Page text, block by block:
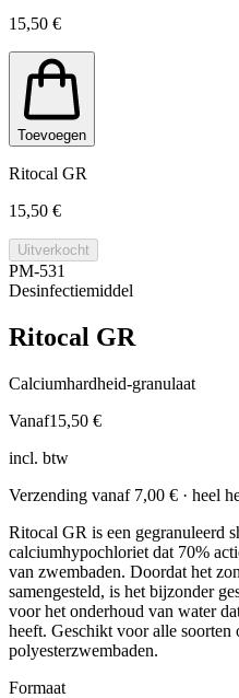
15,50 €
Toevoegen
Ritocal GR
15,50 €
Uitverkocht
PM-531
Desinfectiemiddel
Ritocal GR
Calciumhardheid-granulaat
Vanaf15,50 €
incl. btw
Verzending vanaf 7,00 € · heel
Ritocal GR is een gegranuleerd
calciumhypochloriet dat 70%
van zwembaden. Doordat het
samengesteld, is het bijzonder
voor het onderhoud van water
heeft. Geschikt voor alle
polyesterzwembaden.
Formaat